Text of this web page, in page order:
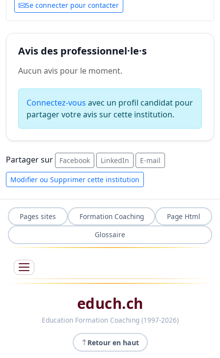
Se connecter pour contacter
Avis des professionnel·le·s
Aucun avis pour le moment.
Connectez-vous avec un profil candidat pour
partager votre avis sur cette institution.
Partager sur Facebook LinkedIn E-mail
Modifier ou Supprimer cette institution
Pages sites Formation Coaching
Page Html
Glossaire
educh.ch
Education Formation Coaching (1997-2026)
Retour en haut